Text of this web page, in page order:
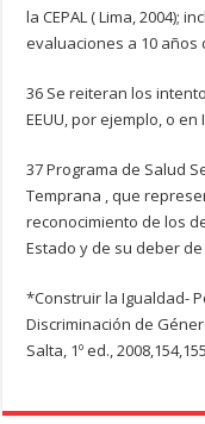
la CEPAL ( Lima, 2004);
evaluaciones a 10 años
36 Se reiteran los
EEUU, por ejemplo, o en
37 Programa de Salud
Temprana , que
reconocimiento de los
Estado y de su deber
*Construir la Igualdad-
Discriminación de
Salta, 1º ed.,